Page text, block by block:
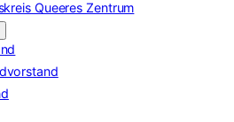
Queeres Zentrum